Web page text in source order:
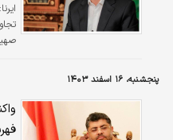
ایرنا:
پنجشنبه، ۱۶ اسفند ۱۴۰۳